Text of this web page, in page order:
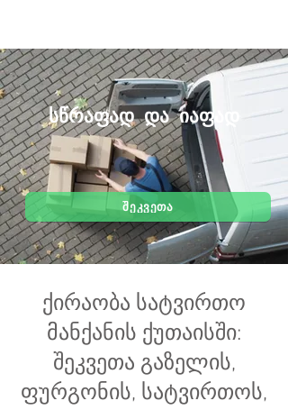
სწრაფად და იაფად
ᲨᲔᲙᲕᲔᲗᲐ
ქირაობა სატვირთო
მანქანის ქუთაისში:
შეკვეთა გაზელის,
ფურგონის, სატვირთოს,